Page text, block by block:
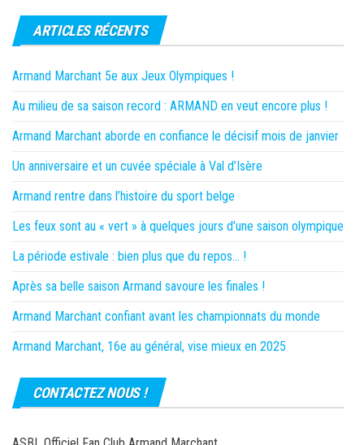
ARTICLES RÉCENTS
Armand Marchant 5e aux Jeux Olympiques !
Au milieu de sa saison record : ARMAND en veut encore plus !
Armand Marchant aborde en confiance le décisif mois de janvier
Un anniversaire et un cuvée spéciale à Val d’Isère
Armand rentre dans l’histoire du sport belge
Les feux sont au « vert » à quelques jours d’une saison olympique
La période estivale : bien plus que du repos… !
Après sa belle saison Armand savoure les finales !
Armand Marchant confiant avant les championnats du monde
Armand Marchant, 16e au général, vise mieux en 2025
CONTACTEZ NOUS !